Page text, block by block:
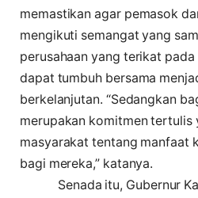
memastikan agar pemasok
mengikuti semangat yang
perusahaan yang terikat
dapat tumbuh bersama
berkelanjutan. “Sedangkan
merupakan komitmen tertulis
masyarakat tentang manfaat
bagi mereka,” katanya.
Senada itu, Gubernur